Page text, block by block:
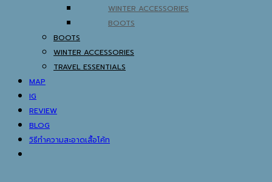
WINTER ACCESSORIES
BOOTS
BOOTS
WINTER ACCESSORIES
TRAVEL ESSENTIALS
MAP
IG
REVIEW
BLOG
วิธีทำความสะอาดเสื้อโค้ท